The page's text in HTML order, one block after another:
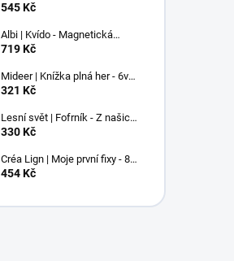
Pastel
545 Kč
Albi | Kvído - Magnetická
zvířátka: Farma
719 Kč
Mideer | Knížka plná her - 6v1 -
Dobrodružství v muzeu
321 Kč
Lesní svět | Fofrník - Z našich
lesů
330 Kč
Créa Lign | Moje první fixy - 8
ks
454 Kč